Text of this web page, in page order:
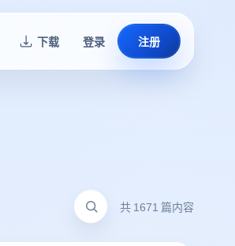
下载 登录 注册
共 1671 篇内容